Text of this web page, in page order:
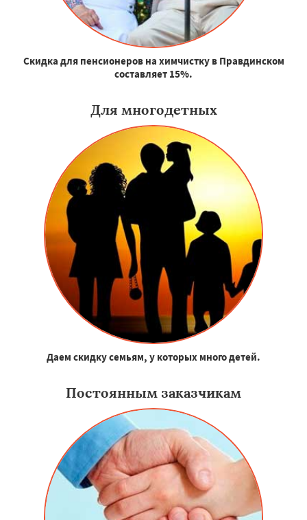
Скидка для пенсионеров на химчистку в Правдинском
составляет 15%.
Для многодетных
Даем скидку семьям, у которых много детей.
Постоянным заказчикам